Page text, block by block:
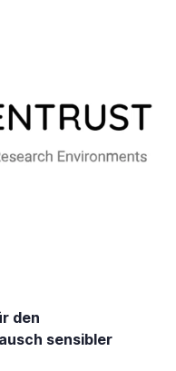
den
sensibler